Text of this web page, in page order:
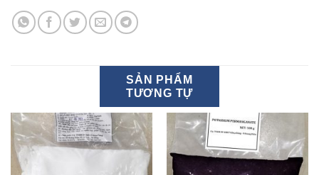
SẢN PHẨM
TƯƠNG TỰ